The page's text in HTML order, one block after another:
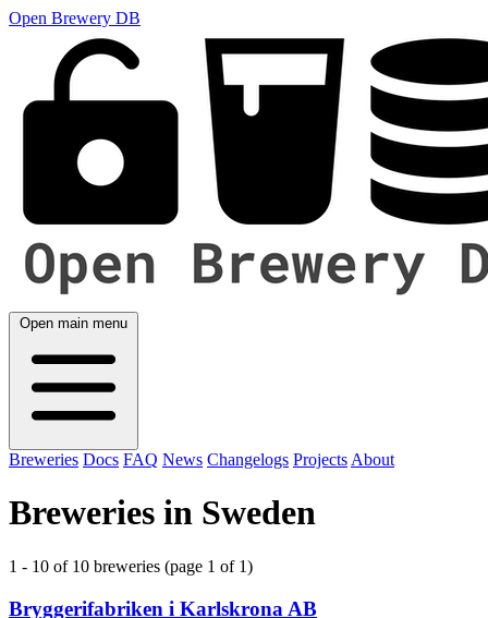
Open Brewery DB
Open main menu
Breweries Docs FAQ News Changelogs Projects About
Breweries in Sweden
1 - 10 of 10 breweries (page 1 of 1)
Bryggerifabriken i Karlskrona AB